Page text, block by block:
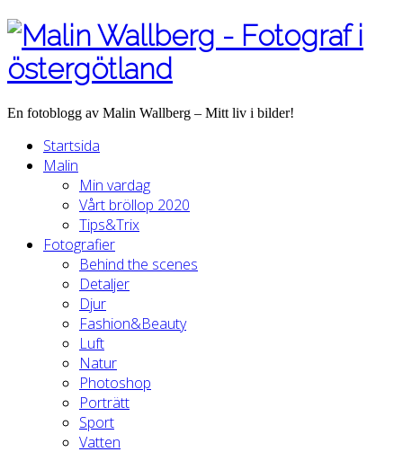
En fotoblogg av Malin Wallberg – Mitt liv i bilder!
Startsida
Malin
Min vardag
Vårt bröllop 2020
Tips&Trix
Fotografier
Behind the scenes
Detaljer
Djur
Fashion&Beauty
Luft
Natur
Photoshop
Porträtt
Sport
Vatten